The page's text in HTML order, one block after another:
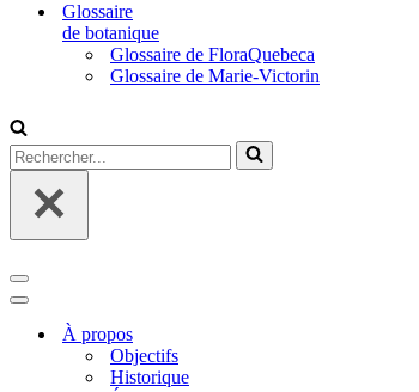
Glossaire
de botanique
Glossaire de FloraQuebeca
Glossaire de Marie-Victorin
Rechercher...
Menu
de
navigation
Menu
navigationÀ propos
Objectifs
Historique